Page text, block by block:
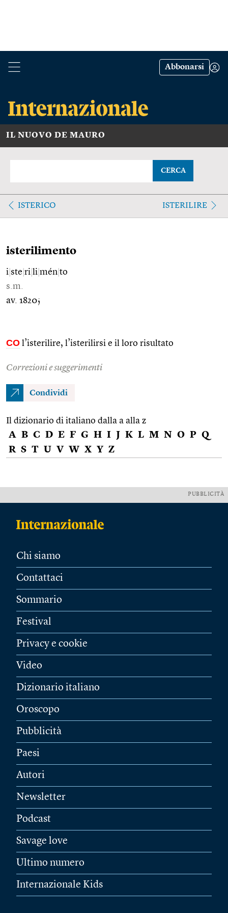
Abbonarsi
IL NUOVO DE MAURO
CERCA
ISTERICO ISTERILIRE
isterilimento
i ste ri li mén to
s.m.
av. 1820;
CO l’isterilire, l’isterilirsi e il loro risultato
Correzioni e suggerimenti
Condividi
Il dizionario di italiano dalla a alla z
A B C D E F G H I J K L M N O P Q
R S T U V W X Y Z
PUBBLICITÀ
Chi siamo
Contattaci
Sommario
Festival
Privacy e cookie
Video
Dizionario italiano
Oroscopo
Pubblicità
Paesi
Autori
Newsletter
Podcast
Savage love
Ultimo numero
Internazionale Kids